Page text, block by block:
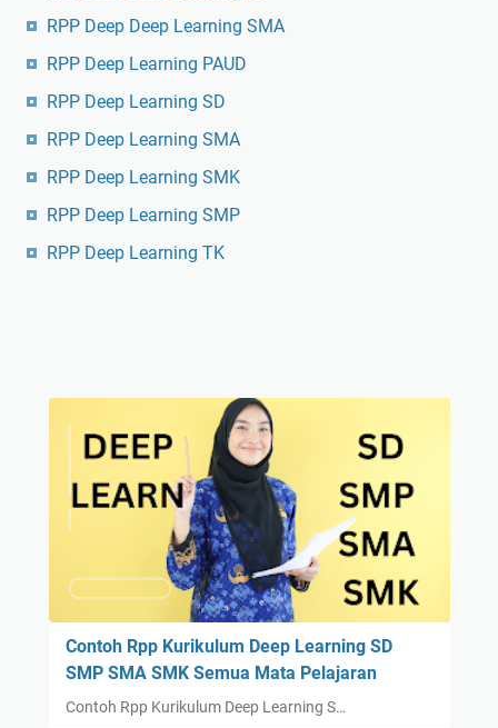
RPP Deep Deep Learning SMA
RPP Deep Learning PAUD
RPP Deep Learning SD
RPP Deep Learning SMA
RPP Deep Learning SMK
RPP Deep Learning SMP
RPP Deep Learning TK
Contoh Rpp Kurikulum Deep Learning SD
SMP SMA SMK Semua Mata Pelajaran
Contoh Rpp Kurikulum Deep Learning S…